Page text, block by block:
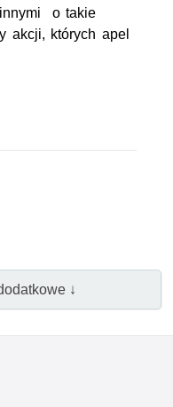
o takie
akcji, których apel
↓